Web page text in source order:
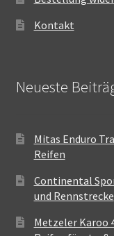
Kontakt
Neueste
Mitas Enduro
Reifen
Continental
und Rennstrecke
Metzeler Karoo